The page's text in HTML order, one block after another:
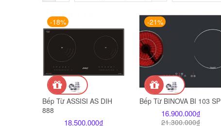
-18%
Bếp Từ ASSISI AS DIH
888
18.500.000₫
-21%
Bếp Từ BINOVA BI 103 SP
21.300.000₫
16.900.000₫